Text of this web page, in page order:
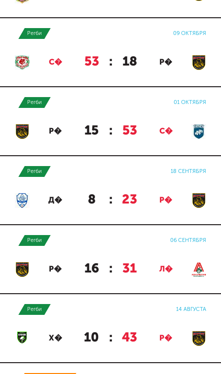
Регби 09 ОКТЯБРЯ
С� 53 : 18 Р�
Регби 01 ОКТЯБРЯ
Р� 15 : 53 С�
Регби 18 СЕНТЯБРЯ
Д� 8 : 23 Р�
Регби 06 СЕНТЯБРЯ
Р� 16 : 31 Л�
Регби 14 АВГУСТА
Х� 10 : 43 Р�